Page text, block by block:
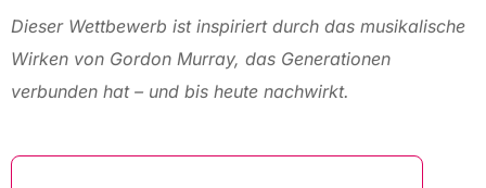
Dieser Wettbewerb ist inspiriert durch das musikalische
Wirken von Gordon Murray, das Generationen
verbunden hat – und bis heute nachwirkt.